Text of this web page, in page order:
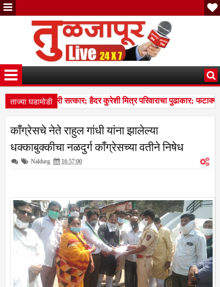
ताज्या घडामोडी
जल्लोषात नागरी सत्कार; हैदर कुरेशी मित्र परिवाराचा पुढाकार;
मोठे बदल; भारत निवडणूक आयोगाने सुधारित वेळापत्रक जाहीर;
जल्लोषात नागरी सत्कार; हैदर कुरेशी मित्र परिवाराचा पुढाकार;
काँग्रेसचे नेते राहुल गांधी यांना झालेल्या
धक्काबुक्कीचा नळदुर्ग काँग्रेसच्या वतीने निषेध
Naldurg 16:57:00